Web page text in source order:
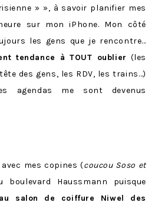
» », à savoir planifier mes
sur mon iPhone. Mon côté
les gens que je rencontre…
tendance à TOUT oublier (les
des gens, les RDV, les trains…)
agendas me sont devenus
avec mes copines (coucou Soso et
Haussmann puisque
au salon de coiffure Niwel des